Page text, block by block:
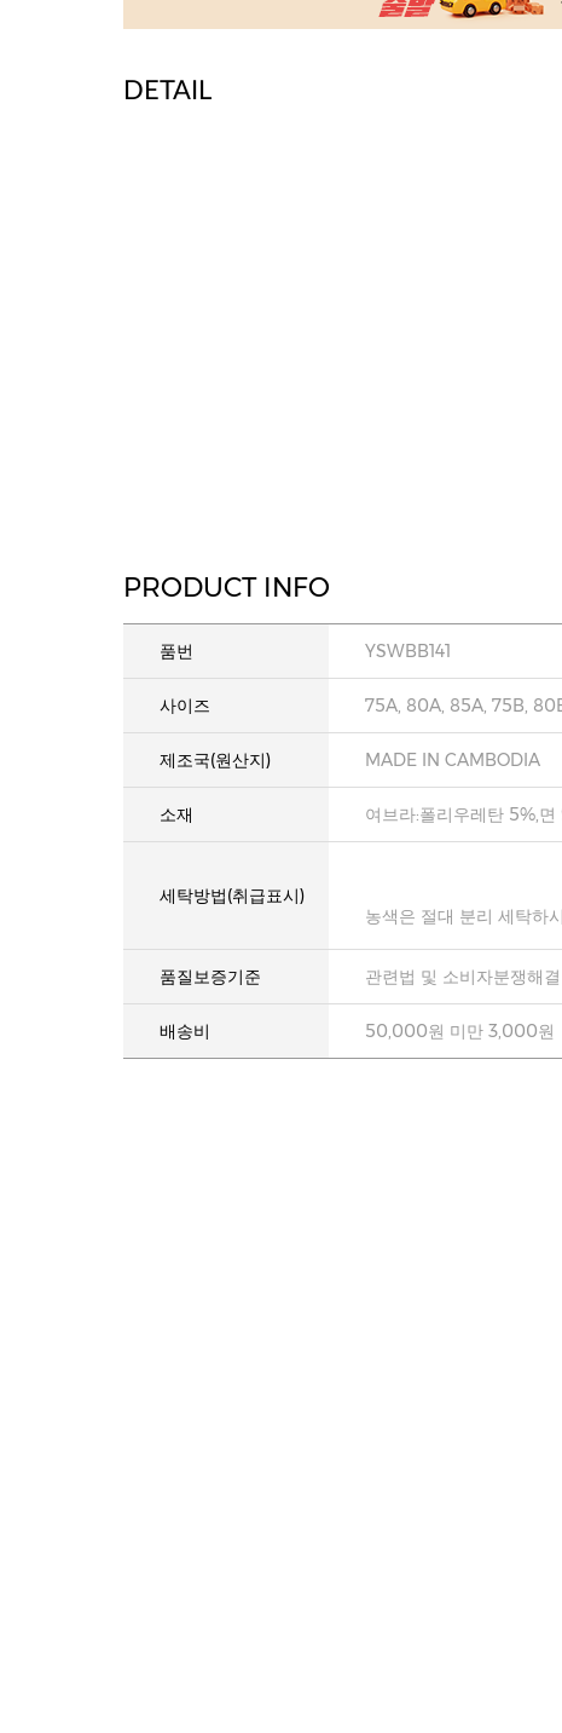
DETAIL
PRODUCT INFO
품번 YSWBB141
사이즈 75A, 80A, 85A, 75B,
제조국(원산지) MADE IN CAMBODIA
소재 여브라:폴리우레탄 5%,
세탁방법(취급표시)
농색은 절대 분리 세탁하
품질보증기준 관련법 및 소비자분쟁해
배송비 50,000원 미만 3,000원